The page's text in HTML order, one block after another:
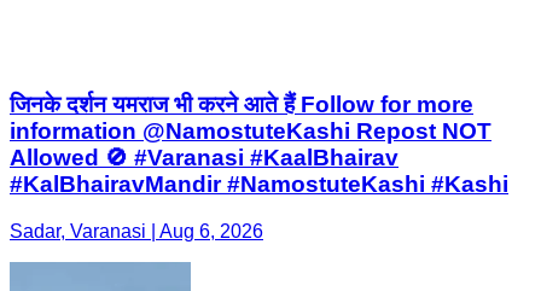
जिनके दर्शन यमराज भी करने आते हैं Follow for more
information @NamostuteKashi Repost NOT
Allowed 🚫 #Varanasi #KaalBhairav
#KalBhairavMandir #NamostuteKashi #Kashi
Sadar, Varanasi | Aug 6, 2026